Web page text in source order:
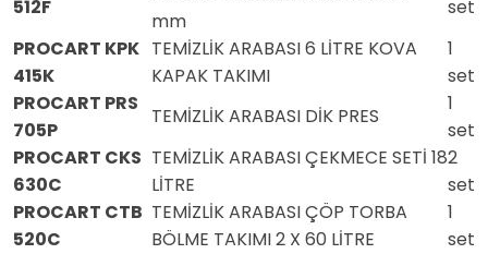
512F
mm
set
PROCART KPK
415K
TEMİZLİK ARABASI 6 LİTRE KOVA
KAPAK TAKIMI
1
set
PROCART PRS
705P
TEMİZLİK ARABASI DİK PRES
1
set
PROCART CKS
630C
TEMİZLİK ARABASI ÇEKMECE SETİ 18
LİTRE
2
set
PROCART CTB
520C
TEMİZLİK ARABASI ÇÖP TORBA
BÖLME TAKIMI 2 X 60 LİTRE
1
set